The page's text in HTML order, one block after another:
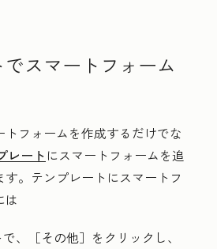
スマートフォーム
フォームを作成するだけでな
レート にスマートフォームを追
。テンプレートにスマートフ
は
、
［その他］をクリックし、